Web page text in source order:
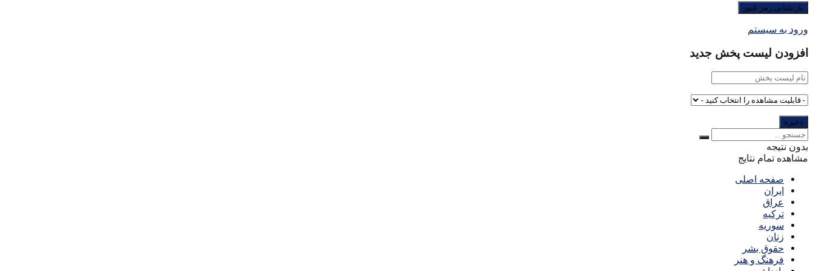
ورود به سیستم
افزودن لیست پخش جدید
بدون نتیجه
مشاهده تمام نتایج
صفحه اصلی
ایران
عراق
ترکیه
سوریه
زنان
حقوق بشر
فرهنگ و هنر